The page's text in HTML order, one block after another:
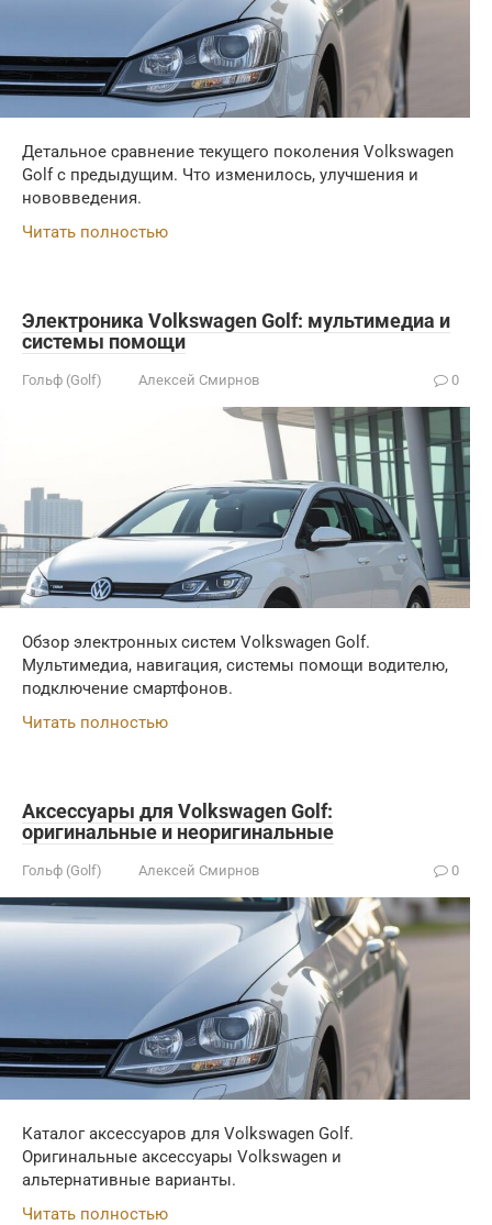
Детальное сравнение текущего поколения Volkswagen
Golf с предыдущим. Что изменилось, улучшения и
нововведения.
Читать полностью
Электроника Volkswagen Golf: мультимедиа и
системы помощи
Гольф (Golf) Алексей Смирнов 0
Обзор электронных систем Volkswagen Golf.
Мультимедиа, навигация, системы помощи водителю,
подключение смартфонов.
Читать полностью
Аксессуары для Volkswagen Golf:
оригинальные и неоригинальные
Гольф (Golf) Алексей Смирнов 0
Каталог аксессуаров для Volkswagen Golf.
Оригинальные аксессуары Volkswagen и
альтернативные варианты.
Читать полностью